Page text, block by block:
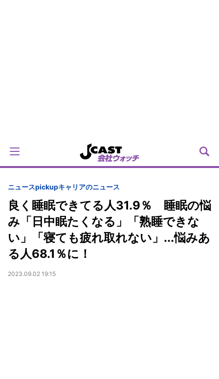
ニュースpickupキャリアのニュース
良く睡眠できてる人31.9％ 睡眠の悩
み「日中眠たくなる」「熟睡できな
い」「寝ても疲れ取れない」...悩みあ
る人68.1％に！
2023.09.02 19:15